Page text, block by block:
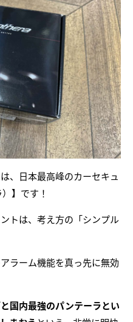
、日本最高峰のカーセキュ
】です！
トは、考え方の「シンプル
ラーム機能を真っ先に無効
国内最強のパンテーラとい